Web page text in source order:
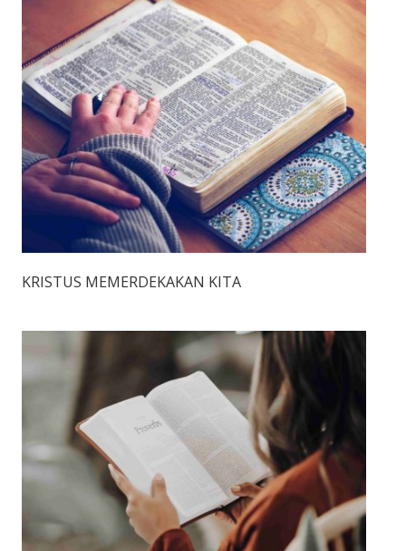
KRISTUS MEMERDEKAKAN KITA